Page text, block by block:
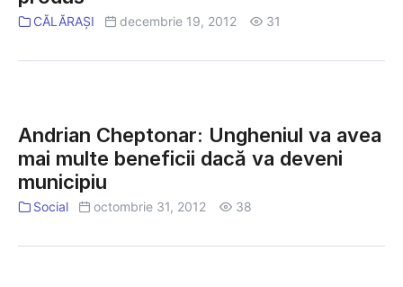
scurt
s-
mai
CĂLĂRAȘI decembrie 19, 2012 31
Cheptonar:
Ungheniul
va
avea
multe
Andrian Cheptonar: Ungheniul va avea
mai multe beneficii dacă va deveni
municipiu
Social octombrie 31, 2012 38